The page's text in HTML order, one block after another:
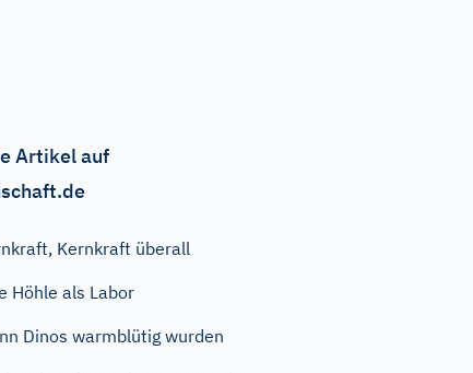
Artikel auf
Kernkraft überall
Höhle als Labor
Dinos warmblütig wurden